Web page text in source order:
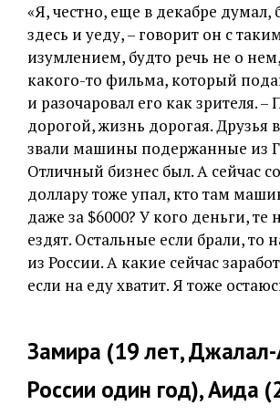
«Я, честно, еще в декабре думал,
здесь и уеду, – говорит он с
изумлением, будто речь не о
какого-то фильма, который
и разочаровал его как зрителя. –
дорогой, жизнь дорогая. Друзья
звали машины подержанные из
Отличный бизнес был. А сейчас
доллару тоже упал, кто там
даже за $6000? У кого деньги, те
ездят. Остальные если брали, то
из России. А какие сейчас
если на еду хватит. Я тоже
Замира (19 лет,
России один год), Аида